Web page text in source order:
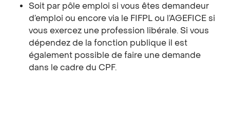
Soit par pôle emploi si vous êtes demandeur
d’emploi ou encore via le FIFPL ou l’AGEFICE si
vous exercez une profession libérale. Si vous
dépendez de la fonction publique il est
également possible de faire une demande
dans le cadre du CPF.